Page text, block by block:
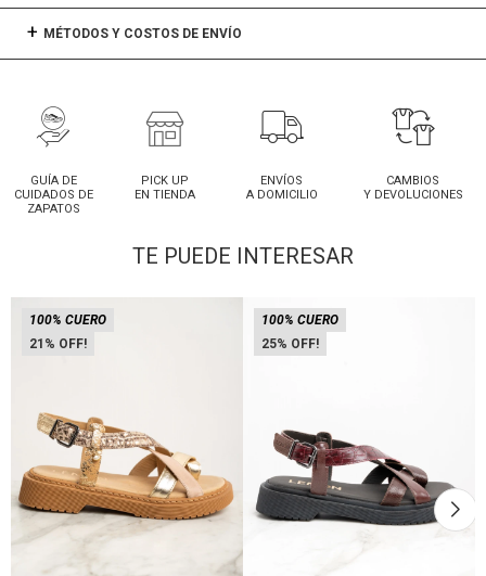
MÉTODOS Y COSTOS DE ENVÍO
GUÍA DE
CUIDADOS DE
ZAPATOS
PICK UP
EN TIENDA
ENVÍOS
A DOMICILIO
CAMBIOS
Y DEVOLUCIONES
TE PUEDE INTERESAR
21
100% CUERO
25
100% CUERO